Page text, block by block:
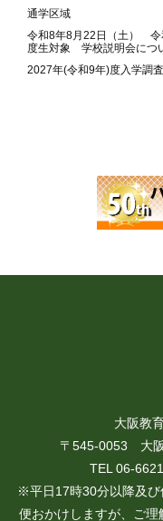
通学区域
令和8年8月22日（土） 令
度生対象 学校説明会につ
2027年(令和9年)度入学調
大阪教
〒545-0053 大
TEL 06-
※平日17時30分以降及び
便おかけしますが、ご理